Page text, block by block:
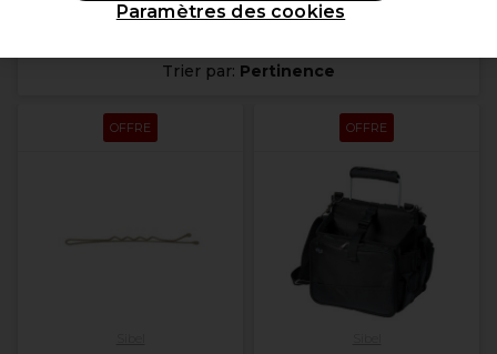
Trier par: Pertinence
OFFRE OFFRE
Paramètres des cookies